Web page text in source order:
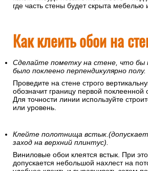
Откуда начинать клеить обои?
этом желательно использовать отвес
полосы не пошли вкривь. Заканчивать
где часть стены будет скрыта мебелью
Как клеить обои на
Проведите на стене строго
обозначит границу первой поклеенной
Для точности линии используйте
или уровень.